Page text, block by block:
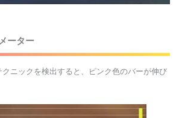
ーター
ニックを検出すると、ピンク色のバーが伸び